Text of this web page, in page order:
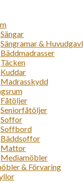
Sängar
Sängramar &
Bäddmadrasser
Täcken
Kuddar
Madrasskydd
Fåtöljer
Seniorfåtöljer
Soffor
Soffbord
Bäddsoffor
Mattor
Mediamöbler
& Förvaring